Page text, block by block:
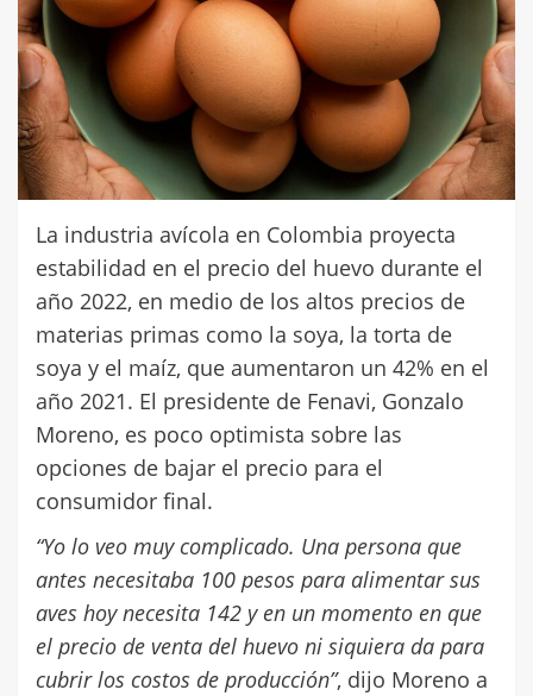
La industria avícola en Colombia proyecta
estabilidad en el precio del huevo durante el
año 2022, en medio de los altos precios de
materias primas como la soya, la torta de
soya y el maíz, que aumentaron un 42% en el
año 2021. El presidente de Fenavi, Gonzalo
Moreno, es poco optimista sobre las
opciones de bajar el precio para el
consumidor final.
“Yo lo veo muy complicado. Una persona que
antes necesitaba 100 pesos para alimentar sus
aves hoy necesita 142 y en un momento en que
el precio de venta del huevo ni siquiera da para
cubrir los costos de producción”, dijo Moreno a